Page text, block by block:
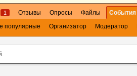
1 Отзывы Опросы Файлы События
популярные Организатор Модератор